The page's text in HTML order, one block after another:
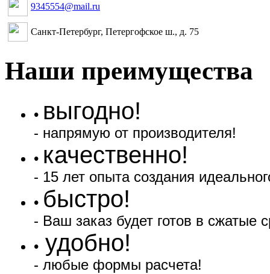
9345554@mail.ru
Санкт-Петербург, Петергофское ш., д. 75
Наши преимущества
• выгодно!
- напрямую от производителя!
• качественно!
- 15 лет опыта создания
• быстро!
- Ваш заказ будет готов в сжатые
• удобно!
- любые формы расчета!